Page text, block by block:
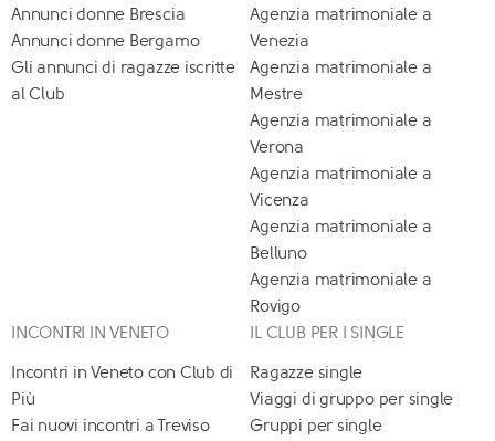
Annunci donne Brescia
Annunci donne Bergamo
Gli annunci di ragazze iscritte
al Club
Agenzia matrimoniale a
Venezia
Agenzia matrimoniale a
Mestre
Agenzia matrimoniale a
Verona
Agenzia matrimoniale a
Vicenza
Agenzia matrimoniale a
Belluno
Agenzia matrimoniale a
Rovigo
INCONTRI IN VENETO
Incontri in Veneto con Club di
Più
Fai nuovi incontri a Treviso
IL CLUB PER I SINGLE
Ragazze single
Viaggi di gruppo per single
Gruppi per single